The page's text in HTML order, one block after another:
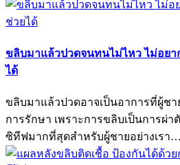
ขลิบมาแล้วปวดจนทนไม่ไหว ไม่อยา
ได้
ขลิบมาแล้วปวดอาจเป็นอาการที่ผู้ช
การรักษา เพราะการขลิบเป็นการผ่
ซิทีฟมากที่สุดสำหรับผู้ชายอย่างเรา…